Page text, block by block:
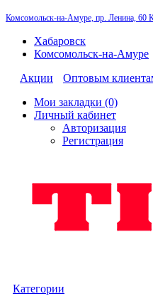
Комсомольск-на-Амуре, пр. Ленина, 60
Хабаровск
Комсомольск-на-Амуре
Акции
Оптовым
Мои закладки (0)
Личный кабинет
Авторизация
Регистрация
Категории